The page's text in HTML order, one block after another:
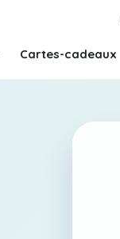
Cartes-cadeaux